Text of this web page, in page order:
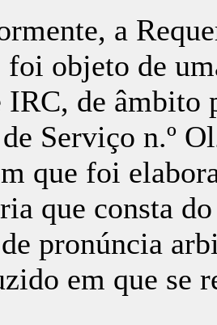
a
objeto de
IRC, de
Serviço n.º
que foi
que consta
pronúncia
em que se